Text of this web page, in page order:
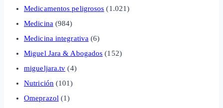
Medicamentos peligrosos (1.021)
Medicina (984)
Medicina integrativa (6)
Miguel Jara & Abogados (152)
migueljara.tv (4)
Nutrición (101)
Omeprazol (1)